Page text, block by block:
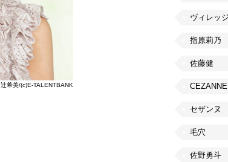
辻希美/(c)E-TALENTBANK
指原莉乃
佐藤健
CEZANNE
セザンヌ
毛穴
佐野勇斗